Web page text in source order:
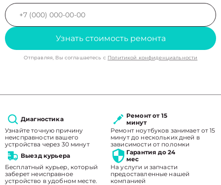
Узнать стоимость ремонта
Отправляя, Вы соглашаетесь с Политикой конфиденциальности
Диагностика
Узнайте точную причину
неисправности вашего
устройства через 30 минут
Ремонт от 15
минут
Ремонт ноутбуков занимает от 15
минут до нескольких дней в
зависимости от поломки
Выезд курьера
Бесплатный курьер, который
заберет неисправное
устройство в удобном месте.
Гарантия до 24
мес
На услуги и запчасти
предоставленные нашей
компанией